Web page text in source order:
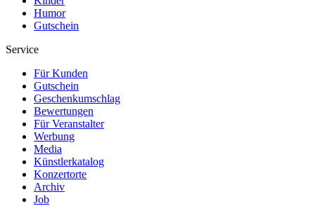
Humor
Gutschein
Service
Für Kunden
Gutschein
Geschenkumschlag
Bewertungen
Für Veranstalter
Werbung
Media
Künstlerkatalog
Konzertorte
Archiv
Job